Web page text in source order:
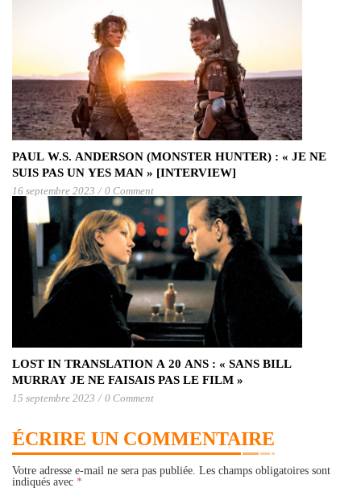
PAUL W.S. ANDERSON (MONSTER HUNTER) : « JE NE
SUIS PAS UN YES MAN » [INTERVIEW]
16 septembre 2023 / 0 Comment
LOST IN TRANSLATION A 20 ANS : « SANS BILL
MURRAY JE NE FAISAIS PAS LE FILM »
15 septembre 2023 / 0 Comment
ÉCRIRE UN COMMENTAIRE
Votre adresse e-mail ne sera pas publiée. Les champs obligatoires sont
indiqués avec *